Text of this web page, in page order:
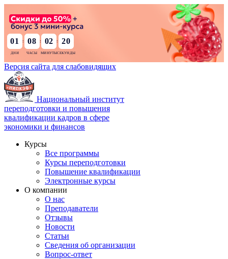
01 : 08 : 02 : 19
Версия сайта для слабовидящих
Национальный институт
переподготовки и повышения
квалификации кадров в сфере
экономики и финансов
Курсы
Все программы
Курсы переподготовки
Повышение квалификации
Электронные курсы
О компании
О нас
Преподаватели
Отзывы
Новости
Статьи
Сведения об организации
Вопрос-ответ